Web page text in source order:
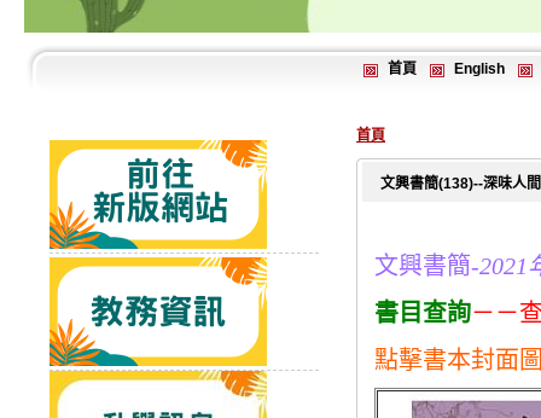
首頁 English
首頁
文興書簡(138)--深味人
文興書簡-2021
書目查詢－－
點擊書本封面